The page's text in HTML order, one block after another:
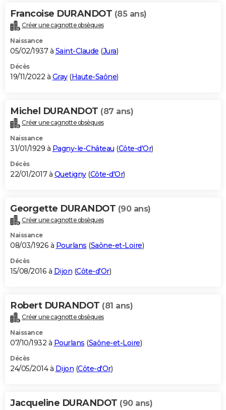
Bricolage
Lifestyle
Culture
Sport
Auto
Television
Voyage
Cinema
Francoise DURANDOT (85 ans)
Créer une cagnotte obsèques
Naissance
05/02/1937 à Saint-Claude (Jura)
Décès
19/11/2022 à Gray(Haute-Saône)
Michel DURANDOT (87 ans)
Créer une cagnotte obsèques
Naissance
31/01/1929 à Pagny-le-Château (Côte-d'Or)
Décès
22/01/2017 à Quetigny(Côte-d'Or)
Georgette DURANDOT (90 ans)
Créer une cagnotte obsèques
Naissance
08/03/1926 à Pourlans (Saône-et-Loire)
Décès
15/08/2016 à Dijon (Côte-d'Or)
Robert DURANDOT (81 ans)
Créer une cagnotte obsèques
Naissance
07/10/1932 à Pourlans (Saône-et-Loire)
Décès
24/05/2014 à Dijon (Côte-d'Or)
Jacqueline DURANDOT (90 ans)